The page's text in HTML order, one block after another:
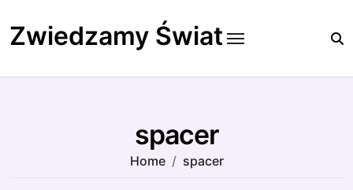
to
content
Zwiedzamy Świat
spacer
Home spacer